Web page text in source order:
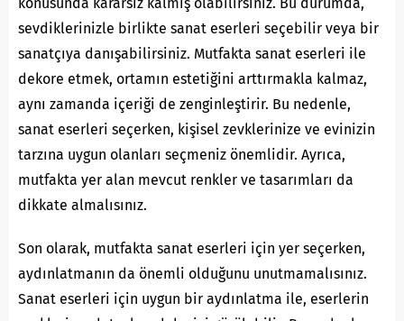
sevdiklerinizle birlikte sanat eserleri seçebilir veya bir
sanatçıya danışabilirsiniz. Mutfakta sanat eserleri ile
dekore etmek, ortamın estetiğini arttırmakla kalmaz,
aynı zamanda içeriği de zenginleştirir. Bu nedenle,
sanat eserleri seçerken, kişisel zevklerinize ve evinizin
tarzına uygun olanları seçmeniz önemlidir. Ayrıca,
mutfakta yer alan mevcut renkler ve tasarımları da
dikkate almalısınız.
Son olarak, mutfakta sanat eserleri için yer seçerken,
aydınlatmanın da önemli olduğunu unutmamalısınız.
Sanat eserleri için uygun bir aydınlatma ile, eserlerin